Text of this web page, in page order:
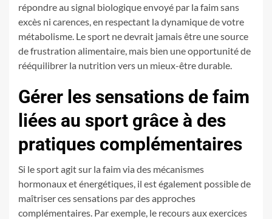
répondre au signal biologique envoyé par la faim sans
excès ni carences, en respectant la dynamique de votre
métabolisme. Le sport ne devrait jamais être une source
de frustration alimentaire, mais bien une opportunité de
rééquilibrer la nutrition vers un mieux-être durable.
Gérer les sensations de faim
liées au sport grâce à des
pratiques complémentaires
Si le sport agit sur la faim via des mécanismes
hormonaux et énergétiques, il est également possible de
maîtriser ces sensations par des approches
complémentaires. Par exemple, le recours aux exercices